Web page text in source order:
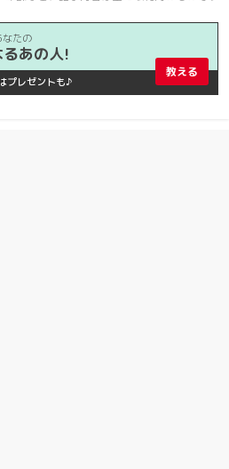
なたの
あの人!
プレゼントも♪
教える